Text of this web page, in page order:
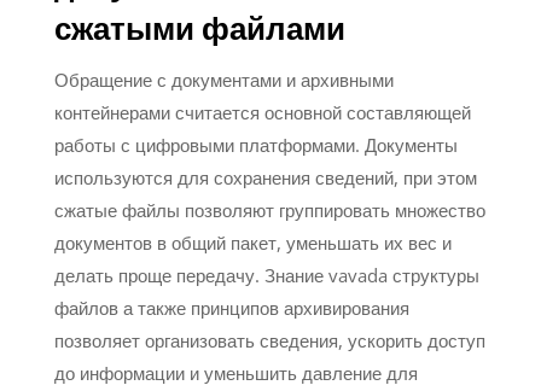
сжатыми файлами
Обращение с документами и архивными
контейнерами считается основной составляющей
работы с цифровыми платформами. Документы
используются для сохранения сведений, при этом
сжатые файлы позволяют группировать множество
документов в общий пакет, уменьшать их вес и
делать проще передачу. Знание vavada структуры
файлов а также принципов архивирования
позволяет организовать сведения, ускорить доступ
до информации и уменьшить давление для